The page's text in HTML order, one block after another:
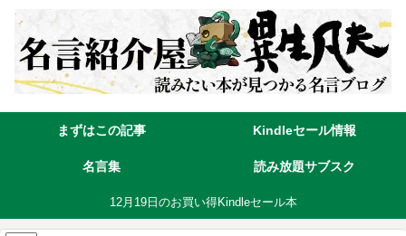
まずはこの記事 Kindleセール情報
名言集 読み放題サブスク
12月19日のお買い得Kindleセール本